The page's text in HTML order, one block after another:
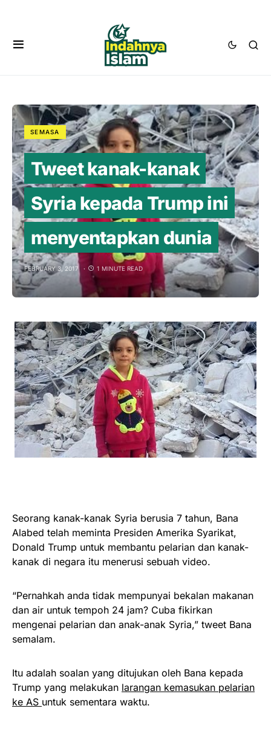
SEMASA
Tweet kanak-kanak
Syria kepada Trump ini
menyentapkan dunia
FEBRUARY 3, 2017 1 MINUTE READ
Seorang kanak-kanak Syria berusia 7 tahun, Bana
Alabed telah meminta Presiden Amerika Syarikat,
Donald Trump untuk membantu pelarian dan kanak-
kanak di negara itu menerusi sebuah video.
“Pernahkah anda tidak mempunyai bekalan makanan
dan air untuk tempoh 24 jam? Cuba fikirkan
mengenai pelarian dan anak-anak Syria,” tweet Bana
semalam.
Itu adalah soalan yang ditujukan oleh Bana kepada
Trump yang melakukan larangan kemasukan pelarian
ke AS untuk sementara waktu.